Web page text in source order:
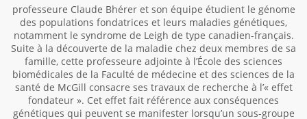
professeure Claude Bhérer et son équipe étudient le génome
des populations fondatrices et leurs maladies génétiques,
notamment le syndrome de Leigh de type canadien-français.
Suite à la découverte de la maladie chez deux membres de sa
famille, cette professeure adjointe à l’École des sciences
biomédicales de la Faculté de médecine et des sciences de la
santé de McGill consacre ses travaux de recherche à l’« effet
fondateur ». Cet effet fait référence aux conséquences
génétiques qui peuvent se manifester lorsqu’un sous-groupe